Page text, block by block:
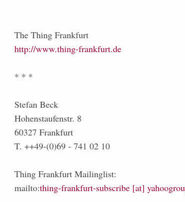
The Thing Frankfurt
http://www.thing-frankfurt.de
* * *
Stefan Beck
Hohenstaufenstr. 8
60327 Frankfurt
T. ++49-(0)69 - 741 02 10
Thing Frankfurt Mailinglist:
mailto:thing-frankfurt-subscribe [at]